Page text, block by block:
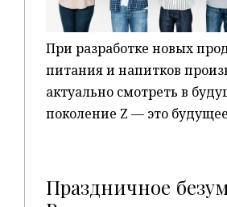
При разработке новых
питания и напитков
актуально смотреть в
поколение Z — это
Праздничное